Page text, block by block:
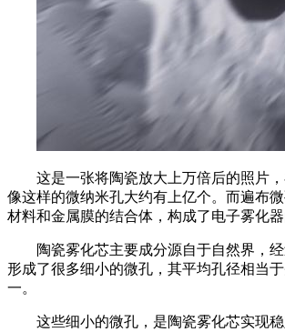
这是一张将陶瓷放大上万倍后的照片，
像这样的微纳米孔大约有上亿个。而遍布
材料和金属膜的结合体，构成了电子雾化器
陶瓷雾化芯主要成分源自于自然界，
形成了很多细小的微孔，其平均孔径相当
一。
这些细小的微孔，是陶瓷雾化芯实现